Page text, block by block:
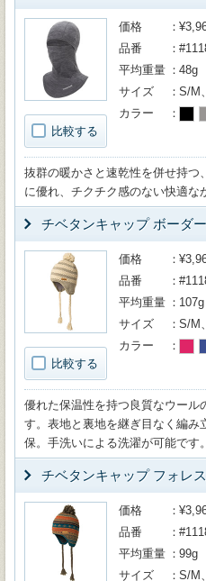
比較する
価格
品番
平均重量
48g
サイズ
S/M
カラー
抜群の暖かさと速乾性を併せ持つ
に優れ、チクチク感のない快適な
チベタンキャップ ボーダー
比較する
価格
品番
平均重量
107g
サイズ
S/M
カラー
優れた保温性を持つ良質なウール
す。表地と裏地を継ぎ目なく編み
保。手洗いによる洗濯が可能です。
チベタンキャップ フォレ
価格
品番
平均重量
99g
サイズ
S/M